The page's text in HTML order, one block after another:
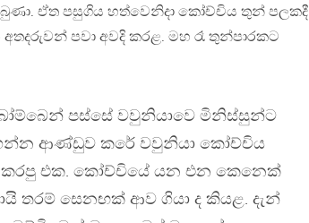
ඒත පසුගිය හත්වෙනිදා කෝච්චිය තුන් පලකදී
පවා අවදි කරළ. මහ රෑ තුන්පාරකට
පස්සේ වවුනියාවෙ මිනිස්සුන්ට
ආණ්ඩුව කරේ වවුනියා කෝච්චිය
කරපු එක. කෝච්චියේ යන එන කෙනෙක්
තරම් සෙනඟක් ආව ගියා ද කියළ. දැන්